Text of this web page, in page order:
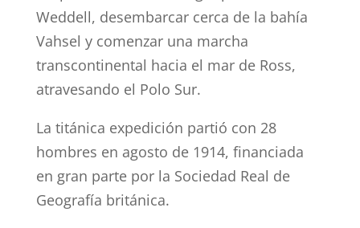
Weddell, desembarcar cerca de la bahía
Vahsel y comenzar una marcha
transcontinental hacia el mar de Ross,
atravesando el Polo Sur.
La titánica expedición partió con 28
hombres en agosto de 1914, financiada
en gran parte por la Sociedad Real de
Geografía británica.